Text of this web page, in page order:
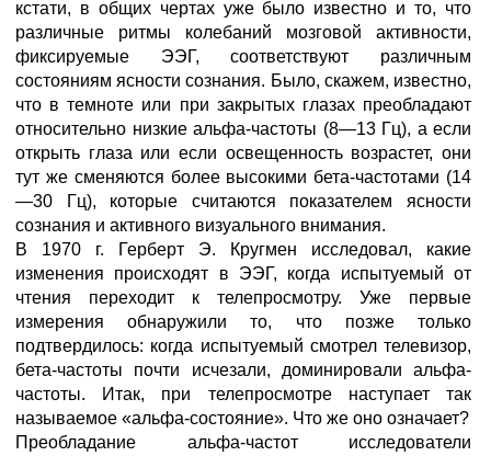
кстати, в общих чертах уже было известно и то, что
различные ритмы колебаний мозговой активности,
фиксируемые ЭЭГ, соответствуют различным
состояниям ясности сознания. Было, скажем, известно,
что в темноте или при закрытых глазах преобладают
относительно низкие альфа-частоты (8—13 Гц), а если
открыть глаза или если освещенность возрастет, они
тут же сменяются более высокими бета-частотами (14
—30 Гц), которые считаются показателем ясности
сознания и активного визуального внимания.
В 1970 г. Герберт Э. Кругмен исследовал, какие
изменения происходят в ЭЭГ, когда испытуемый от
чтения переходит к телепросмотру. Уже первые
измерения обнаружили то, что позже только
подтвердилось: когда испытуемый смотрел телевизор,
бета-частоты почти исчезали, доминировали альфа-
частоты. Итак, при телепросмотре наступает так
называемое «альфа-состояние». Что же оно означает?
Преобладание альфа-частот исследователи